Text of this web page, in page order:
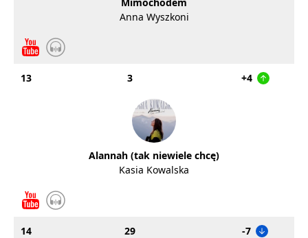
Anna Wyszkoni
13 3 +4
Alannah (tak niewiele chcę)
Kasia Kowalska
14 29 -7